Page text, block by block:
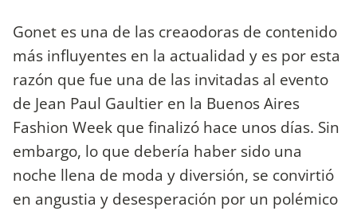
Gonet es una de las creaodoras de contenido
más influyentes en la actualidad y es por esta
razón que fue una de las invitadas al evento
de Jean Paul Gaultier en la Buenos Aires
Fashion Week que finalizó hace unos días. Sin
embargo, lo que debería haber sido una
noche llena de moda y diversión, se convirtió
en angustia y desesperación por un polémico